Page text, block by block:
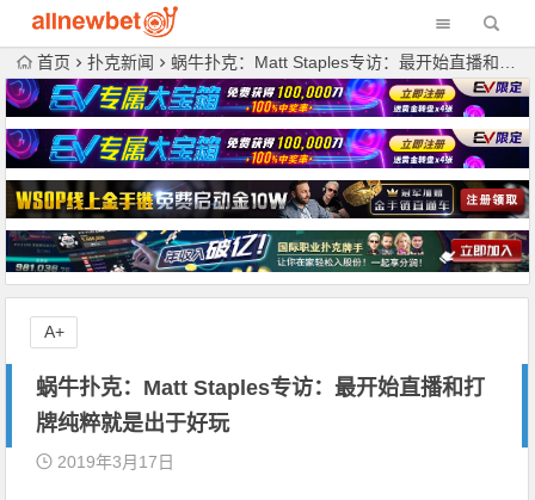
首页 扑克新闻 蜗牛扑克：Matt Staples专访：最开始直播和打牌纯粹就是出于好玩
蜗牛扑克：Matt Staples专访：最开始直播和打
牌纯粹就是出于好玩
2019年3月17日
A+